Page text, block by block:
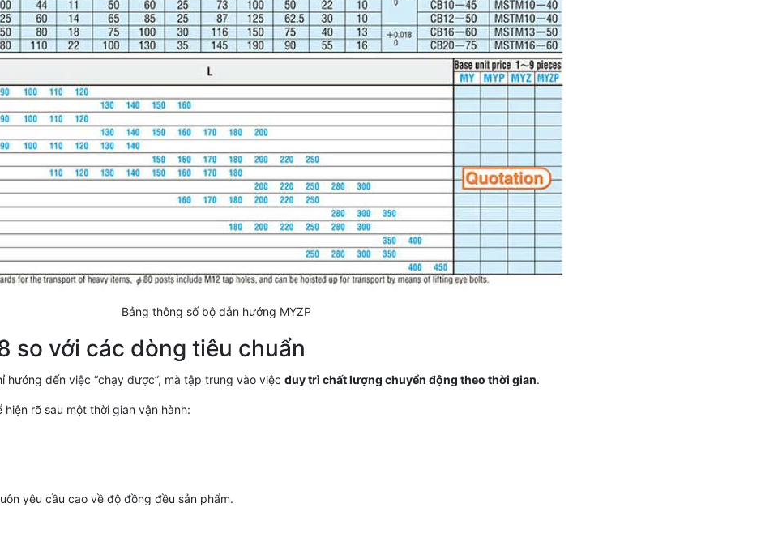
Bảng thông số bộ dẫn hướng MYZP
so với các dòng tiêu chuẩn
đến việc “chạy được”, mà tập trung vào việc duy trì chất lượng chuyển động theo thời gian.
rõ sau một thời gian vận hành:
yêu cầu cao về độ đồng đều sản phẩm.